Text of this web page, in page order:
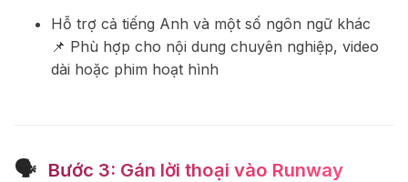
Hỗ trợ cả tiếng Anh và một số ngôn ngữ khác
📌 Phù hợp cho nội dung chuyên nghiệp, video
dài hoặc phim hoạt hình
🗣 ️ Bước 3: Gán lời thoại vào Runway